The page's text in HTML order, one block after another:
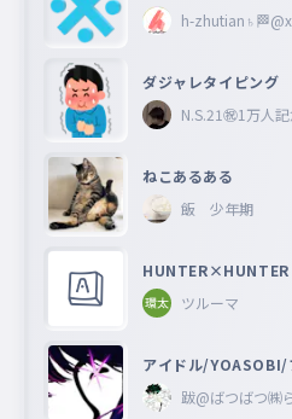
h-
ダジャレタイピング
N.S.21㊗︎1万人
ねこあるある
飯 少年期
ツルーマ
アイドル/
跋@ばつばつ㈱